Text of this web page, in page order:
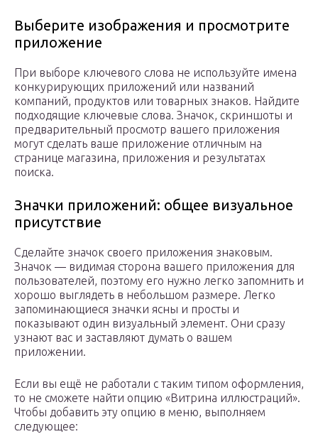
Выберите изображения и просмотрите
приложение
При выборе ключевого слова не используйте имена
конкурирующих приложений или названий
компаний, продуктов или товарных знаков. Найдите
подходящие ключевые слова. Значок, скриншоты и
предварительный просмотр вашего приложения
могут сделать ваше приложение отличным на
странице магазина, приложения и результатах
поиска.
Значки приложений: общее визуальное
присутствие
Сделайте значок своего приложения знаковым.
Значок — видимая сторона вашего приложения для
пользователей, поэтому его нужно легко запомнить и
хорошо выглядеть в небольшом размере. Легко
запоминающиеся значки ясны и просты и
показывают один визуальный элемент. Они сразу
узнают вас и заставляют думать о вашем
приложении.
Если вы ещё не работали с таким типом оформления,
то не сможете найти опцию «Витрина иллюстраций».
Чтобы добавить эту опцию в меню, выполняем
следующее: